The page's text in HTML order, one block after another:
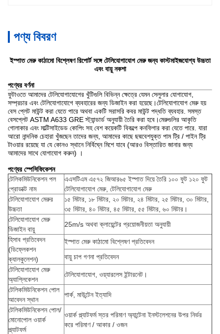
পণ্য বিবরণ
ইস্পাত মেরু কাঠামো বিশ্লেষণ রিপোর্ট সঙ্গে টেলিযোগাযোগ মেরু জন্য কাস্টমাইজযোগ্য উচ্চতা
এবং বায়ু নকশা
পণ্যের বর্ণনা
ফুটাওতে আমাদের টেলিযোগাযোগের খুঁটিগুলি বিভিন্ন ক্ষেত্রে যেমন সেলুলার যোগাযোগ,
সম্প্রচার এবং টেলিযোগাযোগে ব্যবহারের জন্য ডিজাইন করা হয়েছে।টেলিযোগাযোগ মেরু হয়
বেস প্লেট মাউন্ট করা যেতে পারে অথবা একটি সরাসরি কবর মাউন্ট পদ্ধতি ব্যবহার. সমস্ত
বেসপ্লেট ASTM A633 GRE স্ট্যান্ডার্ড অনুযায়ী তৈরি করা হবে।মেরুগুলির আকৃতি
গোলাকার এবং মাল্টিসাইডেড কোপিং সহ বেশ কয়েকটি বিকল্পে কনফিগার করা যেতে পারে. যারা
আরো নান্দনিক চেহারা খুঁজছেন তাদের জন্য, আমাদের কাছে ছদ্মবেশযুক্ত পাম ট্রি / পাইন ট্রি
টাওয়ার রয়েছে যা যে কোনও স্থানে নির্বিঘ্নে মিশে যাবে (আরও বিস্তারিত জানার জন্য
আমাদের সাথে যোগাযোগ করুন) ।
পণ্যের স্পেসিফিকেশন
টেলিকমিউনিকেশন পল
প্রোডাক্ট নাম
এএসটিএম এ৫৭২ জিআর৬৫ ইস্পাত দিয়ে তৈরি ১০০ ফুট ১২০ ফুট
টেলিযোগাযোগ মেরু, টেলিযোগাযোগ মেরু
টেলিযোগাযোগ মেরুর
উচ্চতা
১৫ মিটার, ১৮ মিটার, ২০ মিটার, ২৪ মিটার, ২৫ মিটার, ৩০ মিটার,
৩৫ মিটার, ৪০ মিটার, ৪৫ মিটার, ৫৫ মিটার, ৬০ মিটার।
টেলিযোগাযোগ মেরু
ডিজাইন বায়ু
25m/s অথবা ক্লায়েন্টের প্রয়োজনীয়তা অনুযায়ী
হিসাব প্রতিবেদন
(ডিফ্লেকশন
ক্যালকুলেশন)
ইস্পাত মেরু কাঠামো বিশ্লেষণ প্রতিবেদন
বায়ু চাপ গণনা প্রতিবেদন
টেলিযোগাযোগ মেরু
অ্যাপ্লিকেশন
টেলিযোগাযোগ, ওয়্যারলেস ইন্টারনেট।
টেলিকমিউনিকেশন পোল
আবেদন স্থান
পার্ক, মাউন্টেন ইত্যাদি
টেলিকমিউনিকেশন পোল/
মোনোপোল ওয়ার্ক
প্ল্যাটফর্ম
ওয়ার্ক প্ল্যাটফর্ম স্তর পরিমাণ অ্যান্টেনা ইনস্টলেশনের উপর নির্ভর
করে পরিমাণ / আকার / ওজন